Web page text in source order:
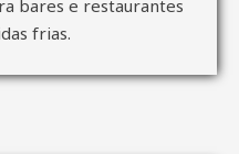
bares e restaurantes
frias.